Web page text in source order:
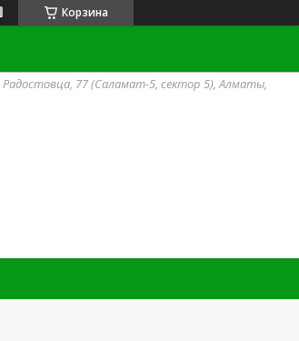
Корзина
Радостовца, 77 (Саламат-5, сектор 5), Алматы,